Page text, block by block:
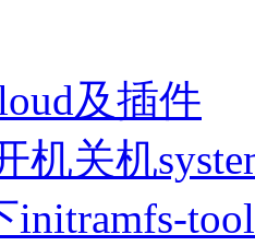
及插件
机关机
initramfs-